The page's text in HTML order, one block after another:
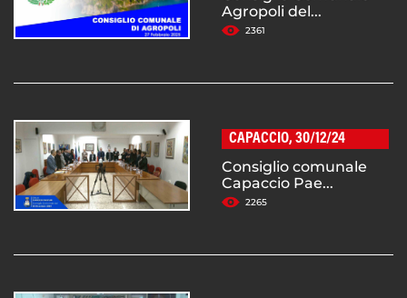
Agropoli del...
2361
CAPACCIO, 30/12/24
Consiglio comunale
Capaccio Pae...
2265